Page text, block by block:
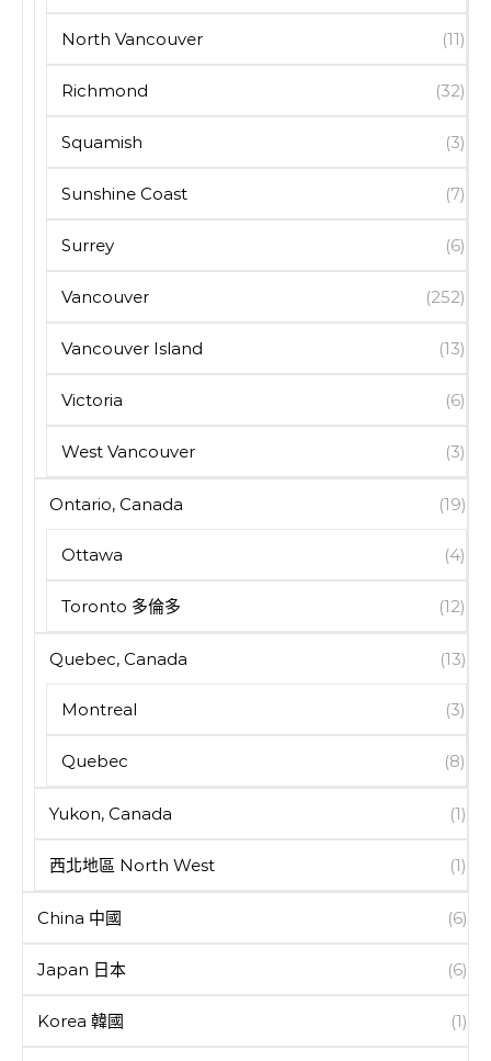
North Vancouver (11)
Richmond (32)
Squamish (3)
Sunshine Coast (7)
Surrey (6)
Vancouver (252)
Vancouver Island (13)
Victoria (6)
West Vancouver (3)
Ontario, Canada (19)
Ottawa (4)
Toronto 多倫多 (12)
Quebec, Canada (13)
Montreal (3)
Quebec (8)
Yukon, Canada (1)
西北地區 North West (1)
China 中國 (6)
Japan 日本 (6)
Korea 韓國 (1)